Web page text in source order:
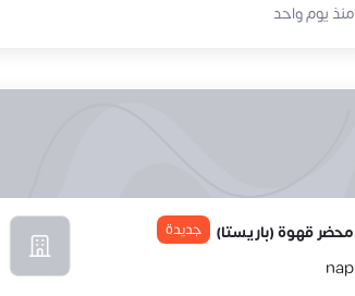
منذ يوم واحد
محضر قهوة (باريستا) جديدة
nap